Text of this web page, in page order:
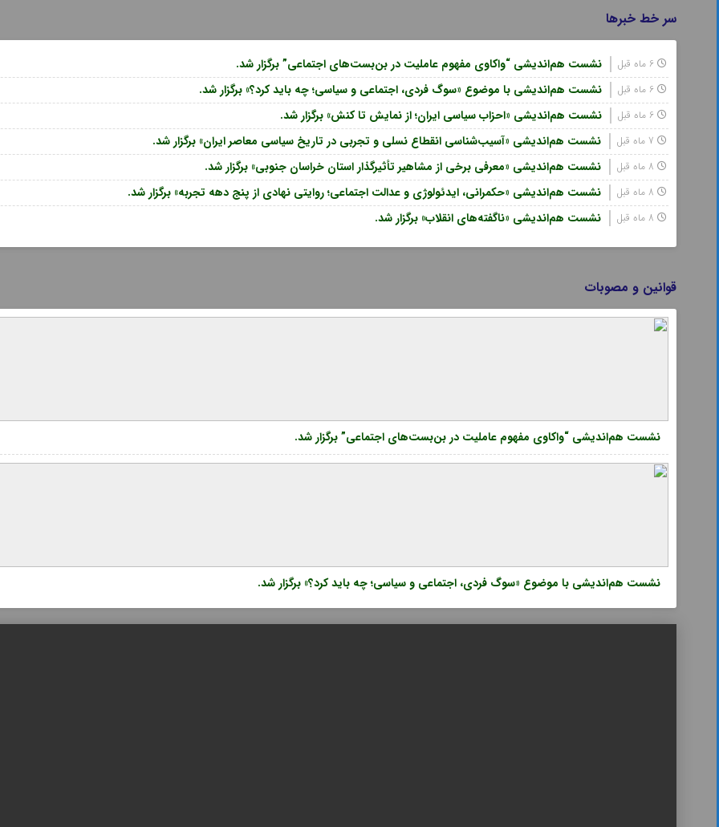
سر خط خبرها
نشست هم‌اندیشی “واکاوی مفهوم عاملیت در بن‌بست‌های اجتماعی” برگزار شد.
نشست هم‌اندیشی با موضوع «سوگ فردی، اجتماعی و سیاسی؛ چه باید کرد؟» برگزار شد.
نشست هم‌اندیشی «احزاب سیاسی ایران؛ از نمایش تا کنش» برگزار شد.
نشست هم‌اندیشی «آسیب‌شناسی انقطاع نسلی و تجربی در تاریخ سیاسی معاصر ایران» برگزار شد.
نشست هم‌اندیشی «معرفی برخی از مشاهیر تأثیرگذار استان خراسان جنوبی» برگزار شد.
نشست هم‌اندیشی «حکمرانی، ایدئولوژی و عدالت اجتماعی؛ روایتی نهادی از پنج دهه تجربه» برگزار شد.
نشست هم‌اندیشی «ناگفته‌های انقلاب» برگزار شد.
قوانین و مصوبات
نشست هم‌اندیشی “واکاوی مفهوم عاملیت در بن‌بست‌های اجتماعی” برگزار شد.
نشست هم‌اندیشی با موضوع «سوگ فردی، اجتماعی و سیاسی؛ چه باید کرد؟» برگزار شد.